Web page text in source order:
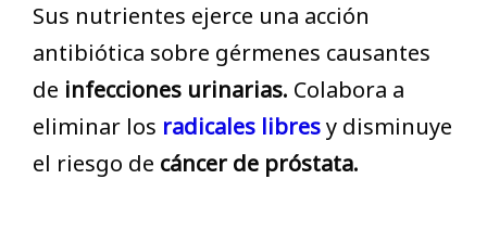
Sus nutrientes ejerce una acción
antibiótica sobre gérmenes causantes
de infecciones urinarias. Colabora a
eliminar los radicales libresy disminuye
el riesgo de cáncer de próstata.